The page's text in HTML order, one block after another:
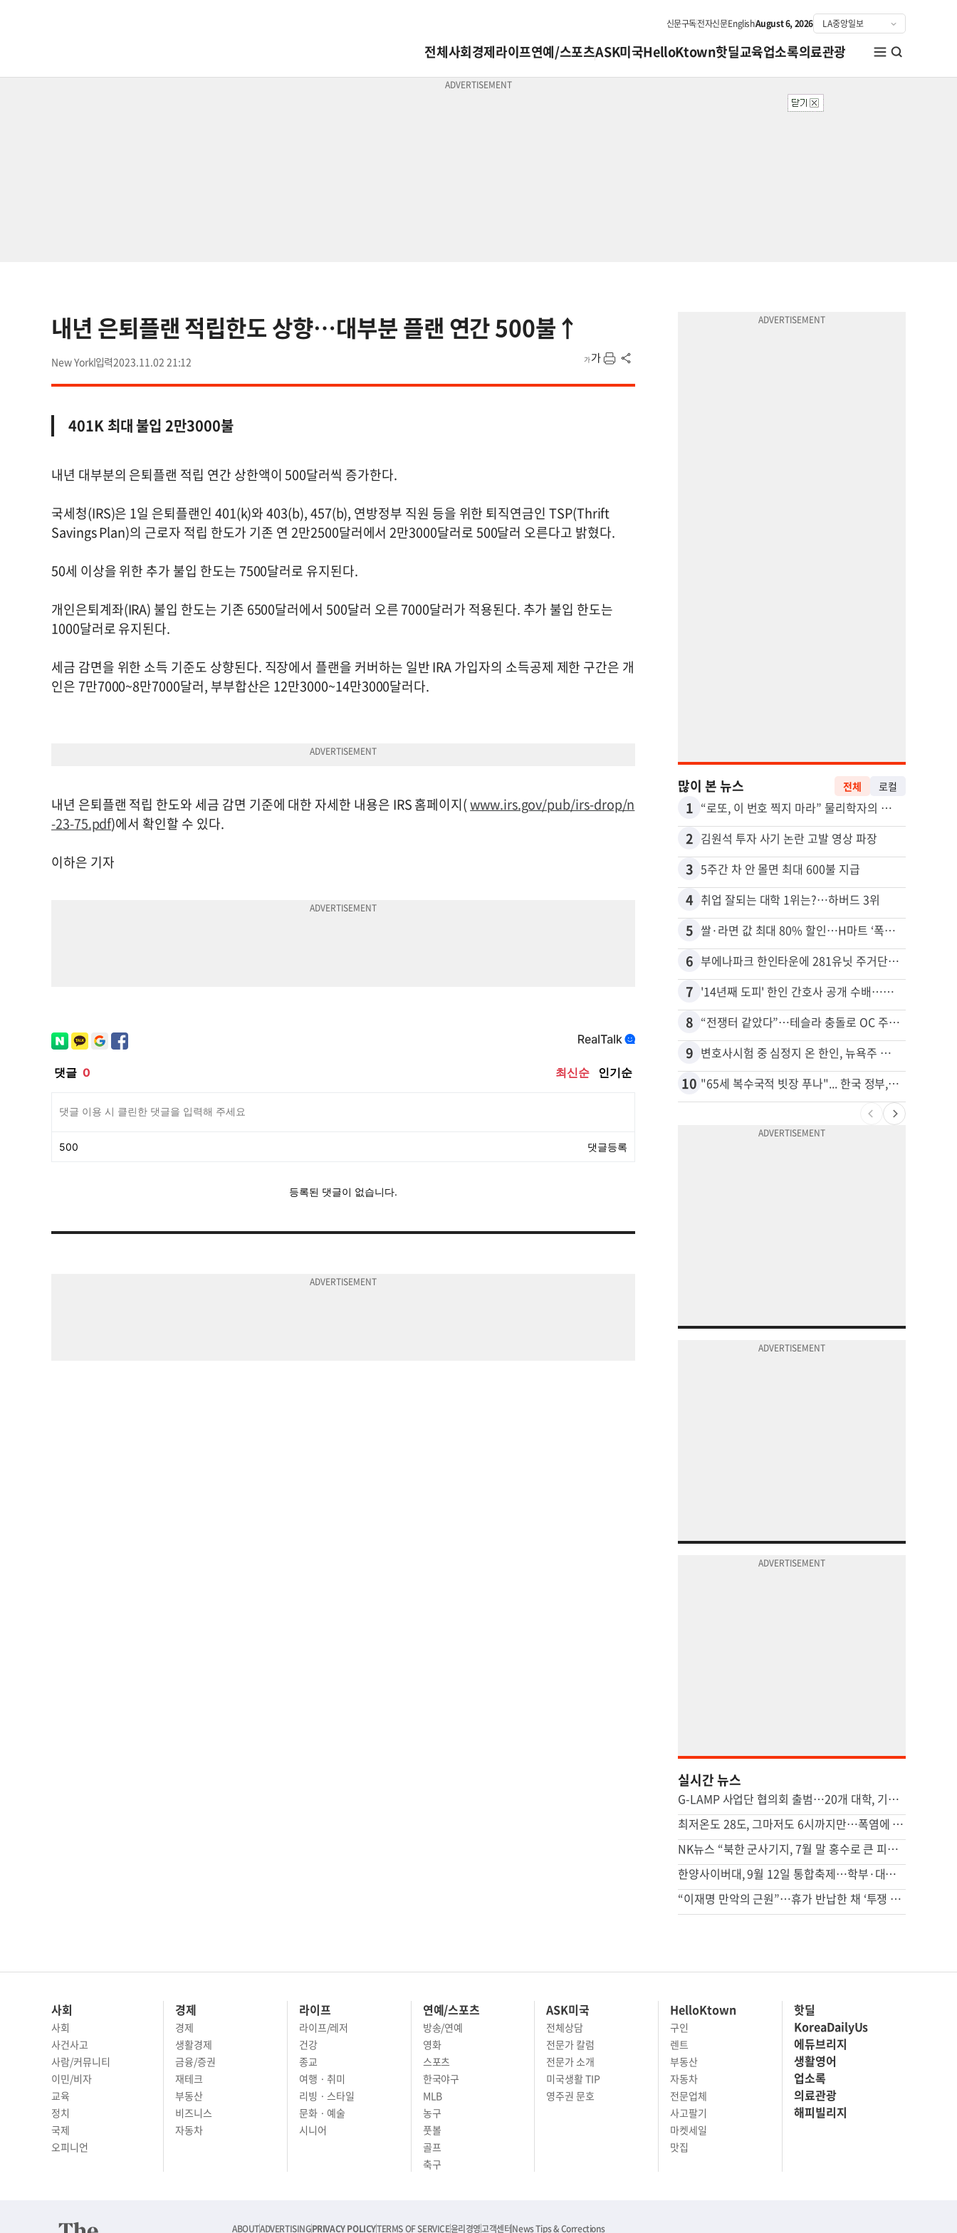
신문구독전자신문EnglishAugust 6, 2026
전체사회경제라이프연예/스포츠ASK미국HelloKtown핫딜교육업소록의료관광
내년 은퇴플랜 적립한도 상향…대부분 플랜 연간 500불↑
New York 2023.11.02 21:12
401K 최대 불입 2만3000불
내년 대부분의 은퇴플랜 적립 연간 상한액이 500달러씩 증가한다.
국세청(IRS)은 1일 은퇴플랜인 401(k)와 403(b), 457(b), 연방정부 직원 등을 위한 퇴직연금인 TSP(Thrift
Savings Plan)의 근로자 적립 한도가 기존 연 2만2500달러에서 2만3000달러로 500달러 오른다고 밝혔다.
50세 이상을 위한 추가 불입 한도는 7500달러로 유지된다.
개인은퇴계좌(IRA) 불입 한도는 기존 6500달러에서 500달러 오른 7000달러가 적용된다. 추가 불입 한도는
1000달러로 유지된다.
세금 감면을 위한 소득 기준도 상향된다. 직장에서 플랜을 커버하는 일반 IRA 가입자의 소득공제 제한 구간은 개
인은 7만7000~8만7000달러, 부부합산은 12만3000~14만3000달러다.
내년 은퇴플랜 적립 한도와 세금 감면 기준에 대한 자세한 내용은 IRS 홈페이지(www.irs.gov/pub/irs-drop/n
-23-75.pdf)에서 확인할 수 있다.
이하은 기자
많이 본 뉴스 전체 로컬
1 “로또, 이 번호 찍지 마라” 물리학자의 당첨금 높이는 비밀
2 김원석 투자 사기 논란 고발 영상 파장
3 5주간 차 안 몰면 최대 600불 지급
4 취업 잘되는 대학 1위는?…하버드 3위
5 쌀·라면 값 최대 80% 할인…H마트 ‘폭탄 세일’
6 부에나파크 한인타운에 281유닛 주거단지 들어선다
7 '14년째 도피' 한인 간호사 공개 수배…메디케어 사기 유죄
8 “전쟁터 같았다”…테슬라 충돌로 OC 주택 4채 파손
9 변호사시험 중 심정지 온 한인, 뉴욕주 제소
10 "65세 복수국적 빗장 푸나"... 한국 정부, 연령 완화 전면 추진
실시간 뉴스
G-LAMP 사업단 협의회 출범…20개 대학, 기초과학 연구 힘 모은다
최저온도 28도, 그마저도 6시까지만…폭염에 시름하는 관공서
NK뉴스 “북한 군사기지, 7월 말 홍수로 큰 피해…주택 수백채 파괴”
한양사이버대, 9월 12일 통합축제…학부·대학원생 한자리에
“이재명 만악의 근원”…휴가 반납한 채 ‘투쟁 올인’하는 장동혁
사회
사회
사건사고
사람/커뮤니티
이민/비자
교육
정치
국제
오피니언
경제
경제
생활경제
금융/증권
재테크
부동산
비즈니스
자동차
라이프
라이프/레저
건강
종교
여행 · 취미
리빙 · 스타일
문화 · 예술
시니어
연예/스포츠
방송/연예
영화
스포츠
한국야구
MLB
농구
풋볼
골프
축구
ASK미국
전체상담
전문가 칼럼
전문가 소개
미국생활 TIP
영주권 문호
HelloKtown
구인
렌트
부동산
자동차
전문업체
사고팔기
마켓세일
맛집
핫딜
KoreaDailyUs
에듀브리지
생활영어
업소록
의료관광
해피빌리지
ABOUTADVERTISINGPRIVACY POLICYTERMS OF SERVICE윤리경영고객센터News Tips & Corrections